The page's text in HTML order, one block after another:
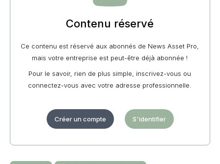
Contenu réservé
Ce contenu est réservé aux abonnés de News Asset Pro,
mais votre entreprise est peut-être déjà abonnée !
Pour le savoir, rien de plus simple, inscrivez-vous ou
connectez-vous avec votre adresse professionnelle.
Créer un compte S'identifier